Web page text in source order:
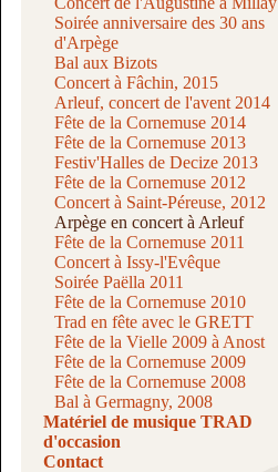
Soirée anniversaire des 30 ans
d'Arpège
Bal aux Bizots
Concert à Fâchin, 2015
Arleuf, concert de l'avent 2014
Fête de la Cornemuse 2014
Fête de la Cornemuse 2013
Festiv'Halles de Decize 2013
Fête de la Cornemuse 2012
Concert à Saint-Péreuse, 2012
Arpège en concert à Arleuf
Fête de la Cornemuse 2011
Concert à Issy-l'Evêque
Soirée Paëlla 2011
Fête de la Cornemuse 2010
Trad en fête avec le GRETT
Fête de la Vielle 2009 à Anost
Fête de la Cornemuse 2009
Fête de la Cornemuse 2008
Bal à Germagny, 2008
Matériel de musique TRAD
d'occasion
Contact